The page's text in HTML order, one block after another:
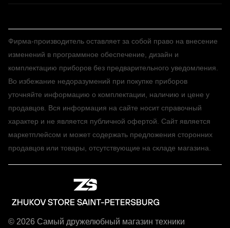
Фирма-производитель оставляет за собой право на внесение
изменений в программное обеспечение, дизайн и
комплектацию приборов без предварительного уведомления.
Во избежание недоразумений при покупке приборов
уточняйте информацию о комплектации, наличию и цене у
продавцов. Вся информация на сайте носит справочный
характер и не является публичной офертой. Сайт является
маркетплейсом и может содержать предложения сторонних
продавцов или товары, отсутствующие на складе магазина.
© 2026 Самый дружелюбный магазин техники